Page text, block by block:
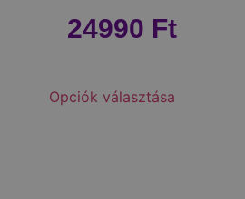
24990 Ft
Opciók választása